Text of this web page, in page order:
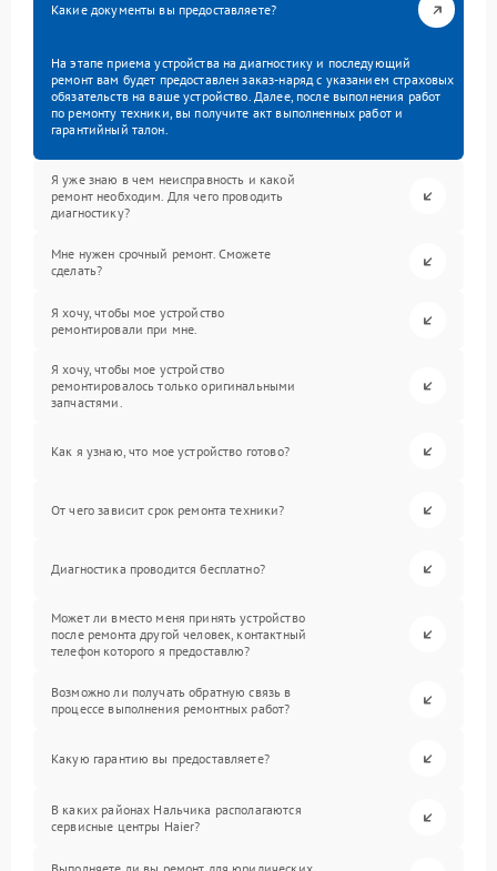
Какие документы вы предоставляете?
На этапе приема устройства на диагностику и последующий
ремонт вам будет предоставлен заказ-наряд с указанием страховых
обязательств на ваше устройство. Далее, после выполнения работ
по ремонту техники, вы получите акт выполненных работ и
гарантийный талон.
Я уже знаю в чем неисправность и какой
ремонт необходим. Для чего проводить
диагностику?
Мне нужен срочный ремонт. Сможете
сделать?
Я хочу, чтобы мое устройство
ремонтировали при мне.
Я хочу, чтобы мое устройство
ремонтировалось только оригинальными
запчастями.
Как я узнаю, что мое устройство готово?
От чего зависит срок ремонта техники?
Диагностика проводится бесплатно?
Может ли вместо меня принять устройство
после ремонта другой человек, контактный
телефон которого я предоставлю?
Возможно ли получать обратную связь в
процессе выполнения ремонтных работ?
Какую гарантию вы предоставляете?
В каких районах Нальчика располагаются
сервисные центры Haier?
Выполняете ли вы ремонт для юридических